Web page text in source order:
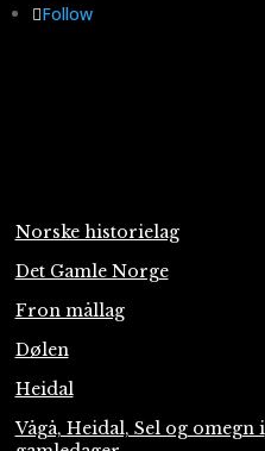
Follow
Norske historielag
Det Gamle Norge
Fron mållag
Dølen
Heidal
Vågå, Heidal, Sel og omegn i